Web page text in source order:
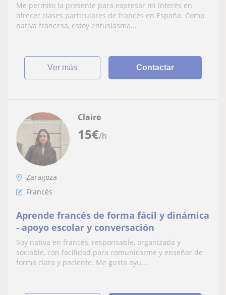
Me permito la presente para expresar mi interés en
ofrecer clases particulares de francés en España. Como
nativa francesa, estoy entusiasma...
ver más Contactar
15€/h
Claire
Zaragoza
Francés
Aprende francés de forma fácil y dinámica
- apoyo escolar y conversación
Soy nativa en francés, responsable, organizada y
sociable, con facilidad para comunicarme y enseñar de
forma clara y paciente. Me gusta ayu...